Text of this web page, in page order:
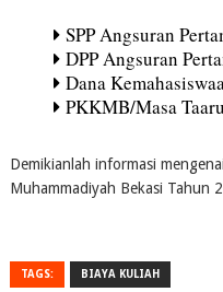
SPP Angsuran
DPP Angsuran
Dana
PKKMB/Masa
Demikianlah informasi
Muhammadiyah Bekasi Tahun
TAGS: BIAYA KULIAH